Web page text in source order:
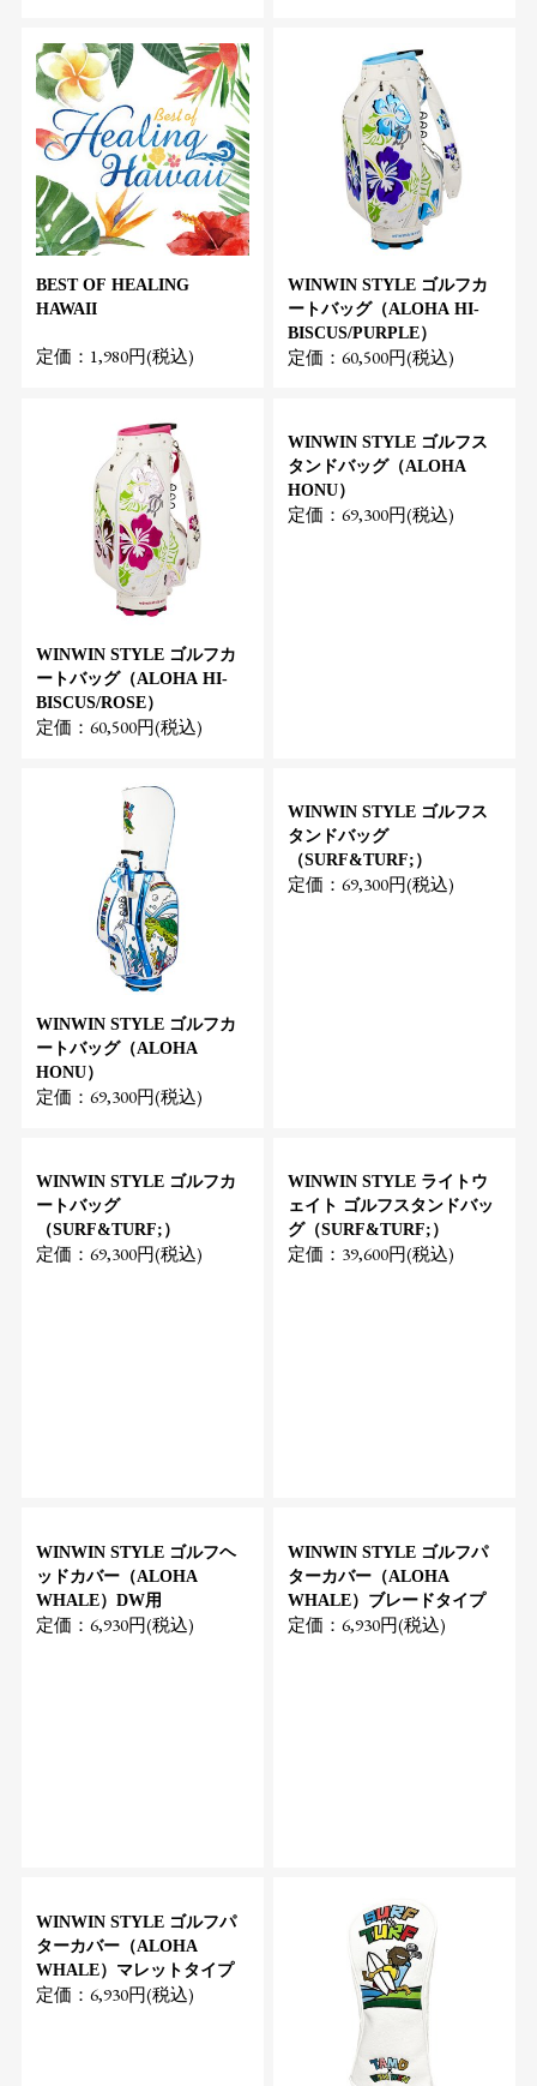
BEST OF HEALING
HAWAII
定価：1,980円(税込)
WINWIN STYLE ゴルフカ
ートバッグ（ALOHA HI-
BISCUS/PURPLE）
定価：60,500円(税込)
WINWIN STYLE ゴルフカ
ートバッグ（ALOHA HI-
BISCUS/ROSE）
定価：60,500円(税込)
WINWIN STYLE ゴルフス
タンドバッグ（ALOHA
HONU）
定価：69,300円(税込)
WINWIN STYLE ゴルフカ
ートバッグ（ALOHA
HONU）
定価：69,300円(税込)
WINWIN STYLE ゴルフス
タンドバッグ
（SURF&TURF;）
定価：69,300円(税込)
WINWIN STYLE ゴルフカ
ートバッグ
（SURF&TURF;）
定価：69,300円(税込)
WINWIN STYLE ライトウ
ェイト ゴルフスタンドバッ
グ（SURF&TURF;）
定価：39,600円(税込)
WINWIN STYLE ゴルフヘ
ッドカバー（ALOHA
WHALE）DW用
定価：6,930円(税込)
WINWIN STYLE ゴルフパ
ターカバー（ALOHA
WHALE）ブレードタイプ
定価：6,930円(税込)
WINWIN STYLE ゴルフパ
ターカバー（ALOHA
WHALE）マレットタイプ
定価：6,930円(税込)